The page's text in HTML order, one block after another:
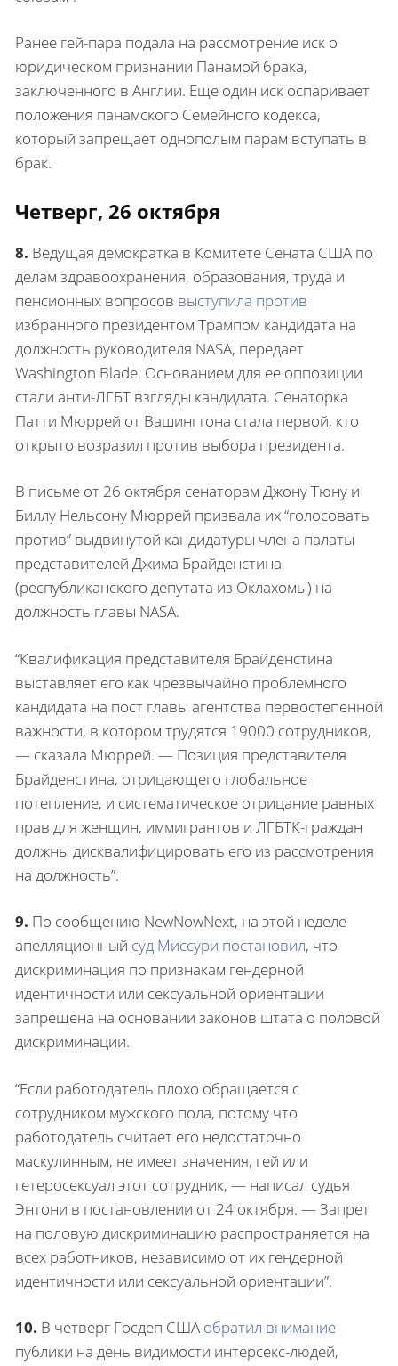
Ранее гей-пара подала на рассмотрение иск о
юридическом признании Панамой брака,
заключенного в Англии. Еще один иск оспаривает
положения панамского Семейного кодекса,
который запрещает однополым парам вступать в
брак.
Четверг, 26 октября
8. Ведущая демократка в Комитете Сената США по
делам здравоохранения, образования, труда и
пенсионных вопросов выступила против
избранного президентом Трампом кандидата на
должность руководителя NASA, передает
Washington Blade. Основанием для ее оппозиции
стали анти-ЛГБТ взгляды кандидата. Сенаторка
Патти Мюррей от Вашингтона стала первой, кто
открыто возразил против выбора президента.
В письме от 26 октября сенаторам Джону Тюну и
Биллу Нельсону Мюррей призвала их “голосовать
против” выдвинутой кандидатуры члена палаты
представителей Джима Брайденстина
(республиканского депутата из Оклахомы) на
должность главы NASA.
“Квалификация представителя Брайденстина
выставляет его как чрезвычайно проблемного
кандидата на пост главы агентства первостепенной
важности, в котором трудятся 19000 сотрудников,
— сказала Мюррей. — Позиция представителя
Брайденстина, отрицающего глобальное
потепление, и систематическое отрицание равных
прав для женщин, иммигрантов и ЛГБТК-граждан
должны дисквалифицировать его из рассмотрения
на должность”.
9. По сообщению NewNowNext, на этой неделе
апелляционный суд Миссури постановил, что
дискриминация по признакам гендерной
идентичности или сексуальной ориентации
запрещена на основании законов штата о половой
дискриминации.
“Если работодатель плохо обращается с
сотрудником мужского пола, потому что
работодатель считает его недостаточно
маскулинным, не имеет значения, гей или
гетеросексуал этот сотрудник, — написал судья
Энтони в постановлении от 24 октября. — Запрет
на половую дискриминацию распространяется на
всех работников, независимо от их гендерной
идентичности или сексуальной ориентации”.
10. В четверг Госдеп США обратил внимание
публики на день видимости интерсекс-людей,